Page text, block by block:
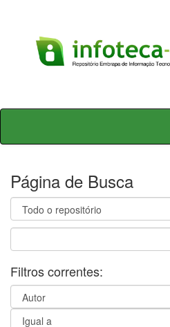
Skip
Página de Busca
Filtros correntes: